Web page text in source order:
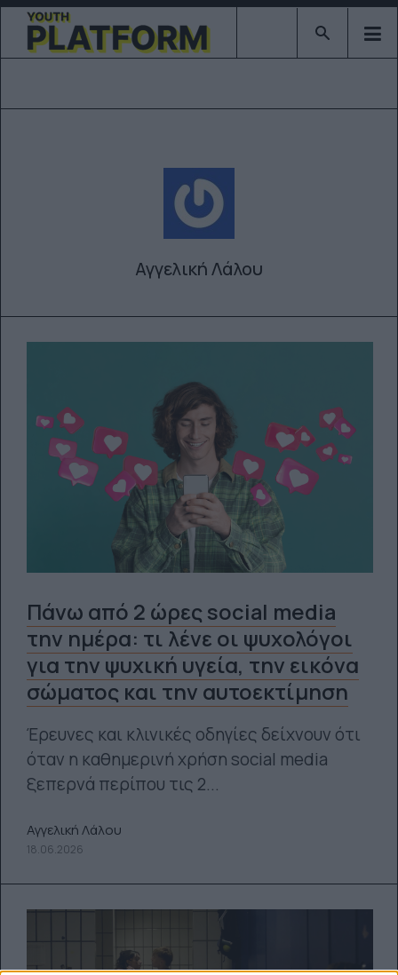
Type 2 or
Αγγελική Λάλου
Πάνω από 2 ώρες social media
την ημέρα: τι λένε οι ψυχολόγοι
για την ψυχική υγεία, την εικόνα
σώματος και την αυτοεκτίμηση
Έρευνες και κλινικές οδηγίες δείχνουν ότι
όταν η καθημερινή χρήση social media
ξεπερνά περίπου τις 2...
Αγγελική Λάλου
18.06.2026